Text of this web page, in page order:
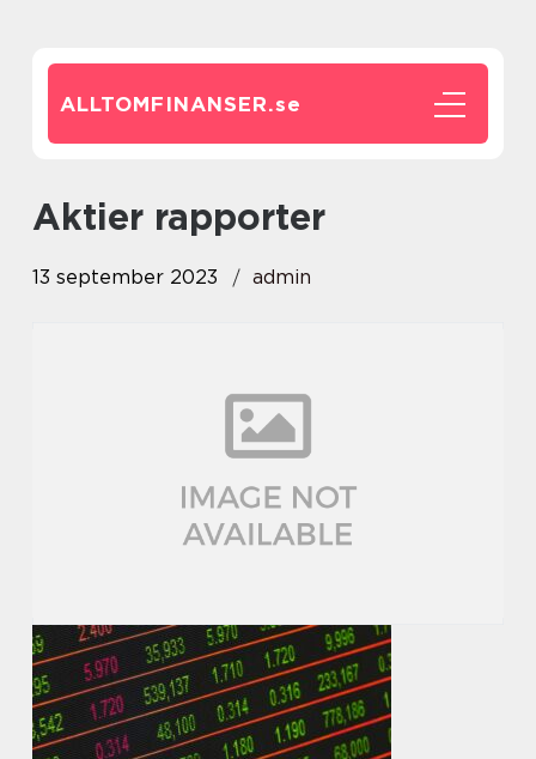
ALLTOMFINANSER.se
aktier rapporter
13 september 2023 admin